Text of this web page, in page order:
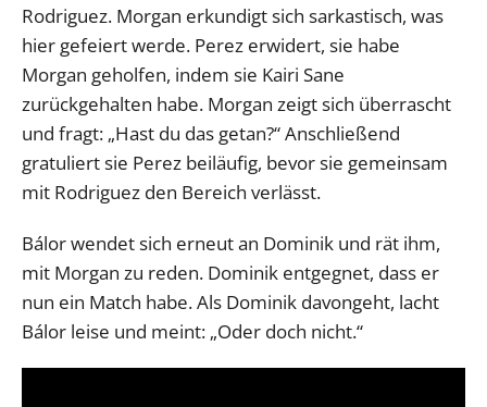
Rodriguez. Morgan erkundigt sich sarkastisch, was
hier gefeiert werde. Perez erwidert, sie habe
Morgan geholfen, indem sie Kairi Sane
zurückgehalten habe. Morgan zeigt sich überrascht
und fragt: „Hast du das getan?“ Anschließend
gratuliert sie Perez beiläufig, bevor sie gemeinsam
mit Rodriguez den Bereich verlässt.
Bálor wendet sich erneut an Dominik und rät ihm,
mit Morgan zu reden. Dominik entgegnet, dass er
nun ein Match habe. Als Dominik davongeht, lacht
Bálor leise und meint: „Oder doch nicht.“